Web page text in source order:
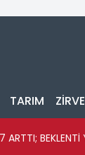
TARIM ZİRVE